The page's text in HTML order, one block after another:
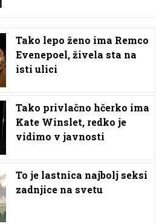
Tako lepo ženo ima Remco
Evenepoel, živela sta na
isti ulici
Tako privlačno hčerko ima
Kate Winslet, redko je
vidimo v javnosti
To je lastnica najbolj seksi
zadnjice na svetu